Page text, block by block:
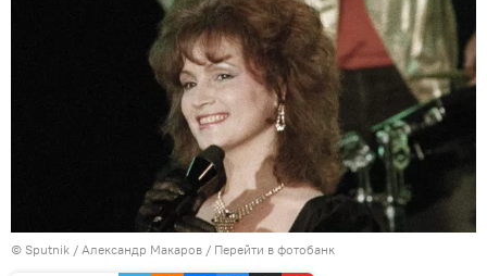
© Sputnik / Александр Макаров / Перейти в фотобанк